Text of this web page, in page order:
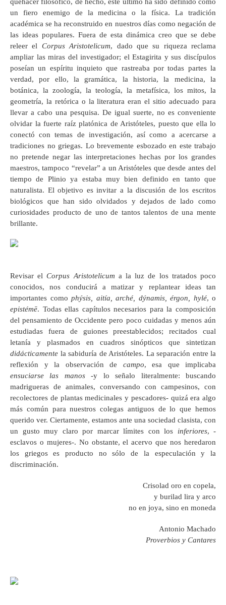
quehacer filosófico, de hecho, este último ha sido definido como
un fiero enemigo de la medicina o la física. La tradición
académica se ha reconstruido en nuestros días como negación de
las ideas populares. Fuera de esta dinámica creo que se debe
releer el Corpus Aristotelicum, dado que su riqueza reclama
ampliar las miras del investigador; el Estagirita y sus discípulos
poseían un espíritu inquieto que rastreaba por todas partes la
verdad, por ello, la gramática, la historia, la medicina, la
botánica, la zoología, la teología, la metafísica, los mitos, la
geometría, la retórica o la literatura eran el sitio adecuado para
llevar a cabo una pesquisa. De igual suerte, no es conveniente
olvidar la fuerte raíz platónica de Aristóteles, puesto que ella lo
conectó con temas de investigación, así como a acercarse a
tradiciones no griegas. Lo brevemente esbozado en este trabajo
no pretende negar las interpretaciones hechas por los grandes
maestros, tampoco “revelar” a un Aristóteles que desde antes del
tiempo de Plinio ya estaba muy bien definido en tanto que
naturalista. El objetivo es invitar a la discusión de los escritos
biológicos que han sido olvidados y dejados de lado como
curiosidades producto de uno de tantos talentos de una mente
brillante.
Revisar elCorpus Aristotelicum a la luz de los tratados poco
conocidos, nos conducirá a matizar y replantear ideas tan
importantes como phýsis, aitía, arché, dýnamis, érgon, hylé, o
epistémē. Todas ellas capítulos necesarios para la composición
del pensamiento de Occidente pero poco cuidadas y menos aún
estudiadas fuera de guiones preestablecidos; recitados cual
letanía y plasmados en cuadros sinópticos que sintetizan
didácticamente la sabiduría de Aristóteles. La separación entre la
reflexión y la observación de campo, esa que implicaba
ensuciarse las manos-y lo señalo literalmente: buscando
madrigueras de animales, conversando con campesinos, con
recolectores de plantas medicinales y pescadores- quizá era algo
más común para nuestros colegas antiguos de lo que hemos
querido ver. Ciertamente, estamos ante una sociedad clasista, con
un gusto muy claro por marcar límites con los inferiores, -
esclavos o mujeres-. No obstante, el acervo que nos heredaron
los griegos es producto no sólo de la especulación y la
discriminación.
Crisolad oro en copela,
y burilad lira y arco
no en joya, sino en moneda
Antonio Machado
Proverbios y Cantares